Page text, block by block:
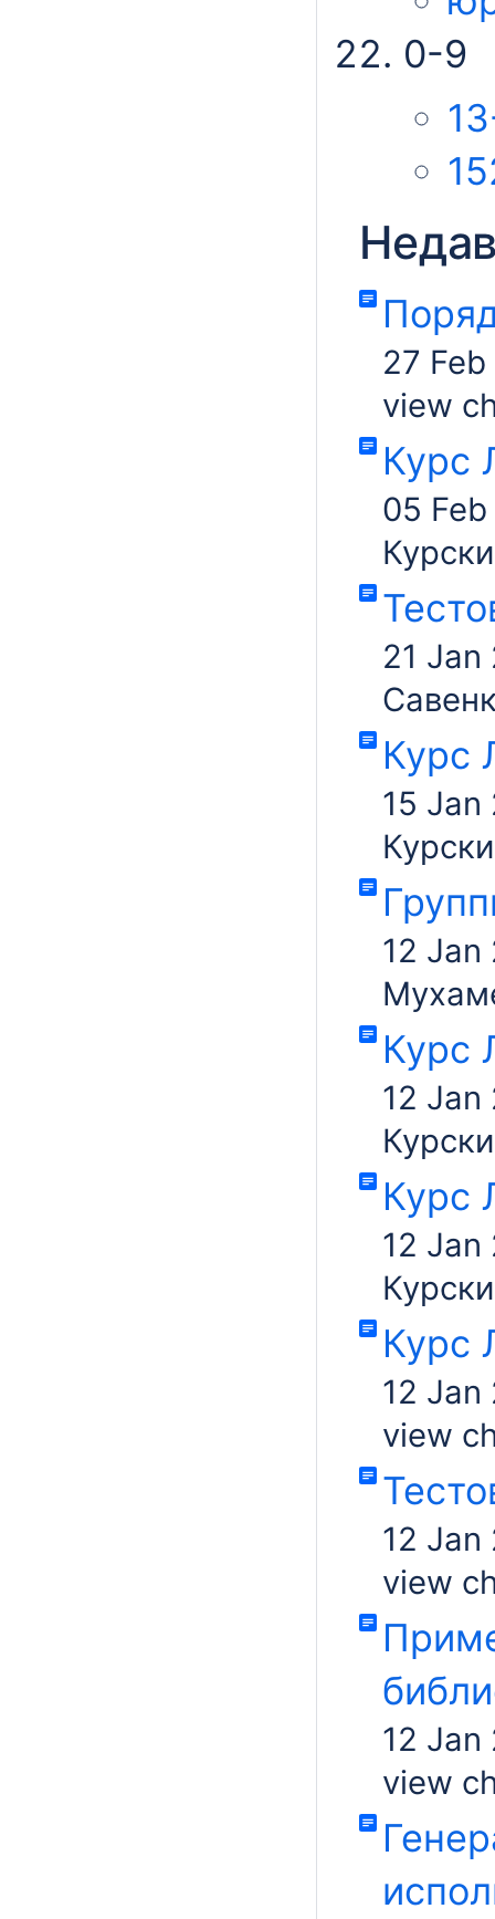
0-9
27
view
Курс
05
21 Jan
Курс
15 Jan
12 Jan
Курс
12 Jan
Курс
12 Jan
Курс
12 Jan
view
12 Jan
view
12 Jan
view